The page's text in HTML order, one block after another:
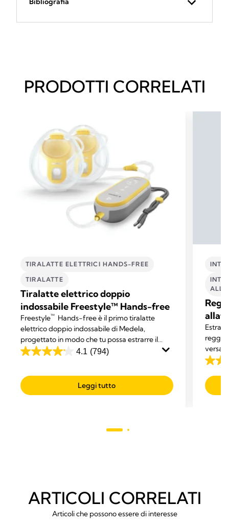
PRODOTTI CORRELATI
TIRALATTE ELETTRICI HANDS-FREE
TIRALATTE
Tiralatte elettrico doppio
indossabile Freestyle™ Hands-free
Freestyle™ Hands-free è il primo tiralatte
elettrico doppio indossabile di Medela,
progettato in modo che tu possa estrarre il
latte mentre ti dedichi ad altre attività.
4.1 (794)
4.1
5
stelle.
Leggi tutto
Estrai
dotato
4.3
su
5
ARTICOLI CORRELATI
Articoli che possono essere di interesse